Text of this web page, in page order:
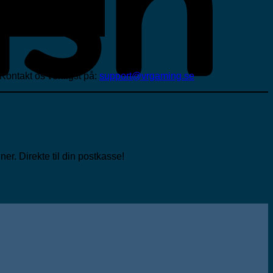
os venligst på: support@vrgaming.se
Direkte til din postkasse!